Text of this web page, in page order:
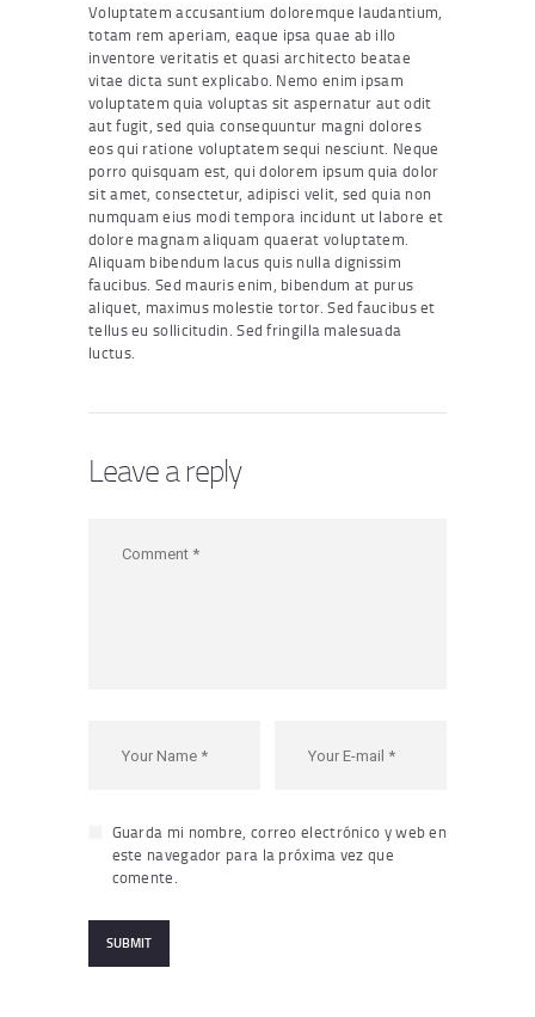
Voluptatem accusantium doloremque laudantium,
totam rem aperiam, eaque ipsa quae ab illo
inventore veritatis et quasi architecto beatae
vitae dicta sunt explicabo. Nemo enim ipsam
voluptatem quia voluptas sit aspernatur aut odit
aut fugit, sed quia consequuntur magni dolores
eos qui ratione voluptatem sequi nesciunt. Neque
porro quisquam est, qui dolorem ipsum quia dolor
sit amet, consectetur, adipisci velit, sed quia non
numquam eius modi tempora incidunt ut labore et
dolore magnam aliquam quaerat voluptatem.
Aliquam bibendum lacus quis nulla dignissim
faucibus. Sed mauris enim, bibendum at purus
aliquet, maximus molestie tortor. Sed faucibus et
tellus eu sollicitudin. Sed fringilla malesuada
luctus.
Leave a reply
Guarda mi nombre, correo electrónico y web en
este navegador para la próxima vez que
comente.